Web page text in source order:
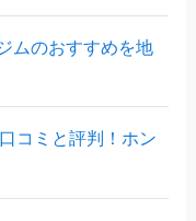
ムのおすすめを地
コミと評判！ホン